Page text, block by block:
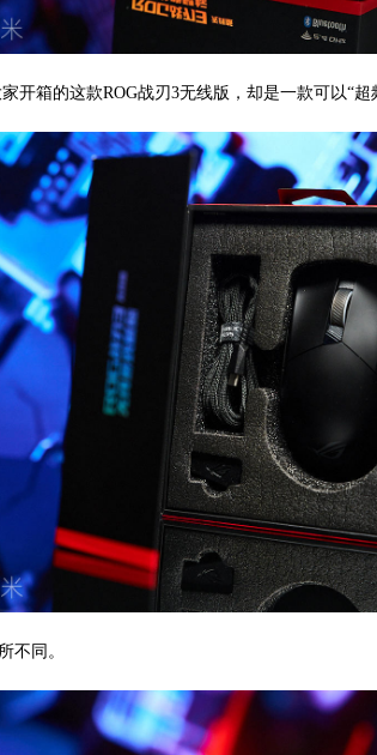
开箱的这款ROG战刃3无线版，却是一款可以“
不同。